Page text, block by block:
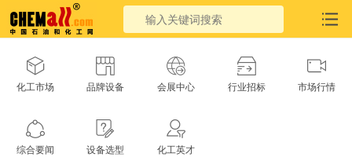
化工市场 品牌设备 会展中心 行业招标 市场行情
综合要闻 设备选型 化工英才